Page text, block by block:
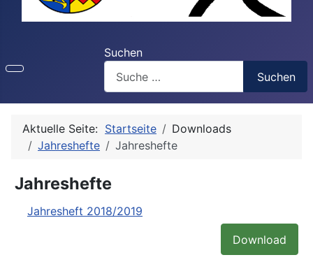
Suchen
Suchen
Aktuelle Seite: Startseite
Downloads
Jahreshefte
Jahreshefte
Jahreshefte
Jahresheft 2018/2019
Download